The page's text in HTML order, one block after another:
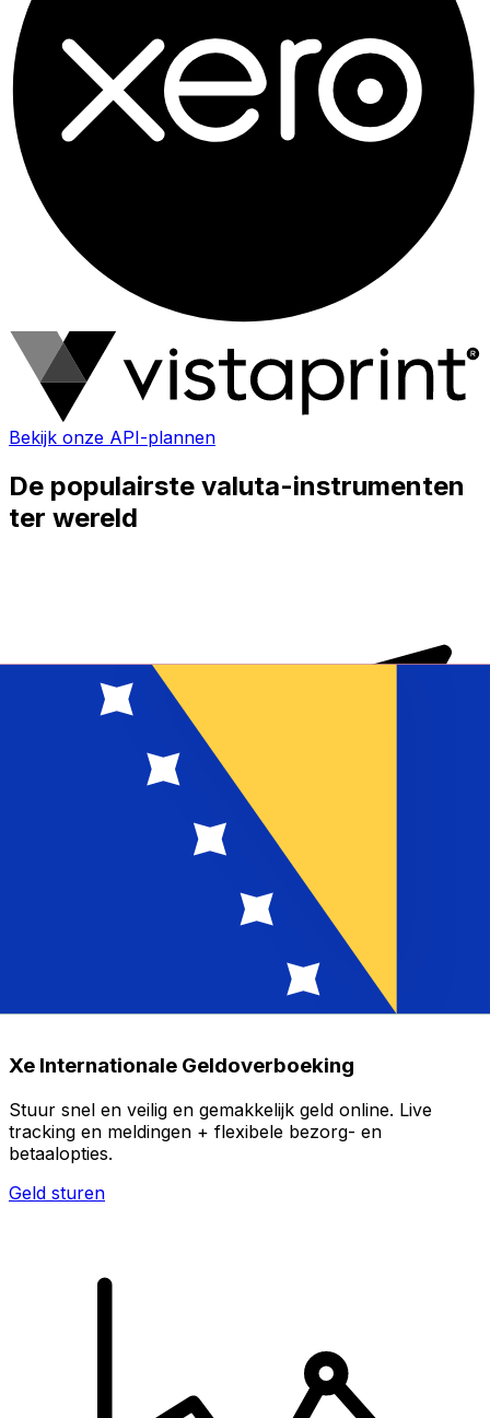
Bekijk onze API-plannen
De populairste valuta-instrumenten
ter wereld
Xe Internationale Geldoverboeking
Stuur snel en veilig en gemakkelijk geld online. Live
tracking en meldingen + flexibele bezorg- en
betaalopties.
Geld sturen